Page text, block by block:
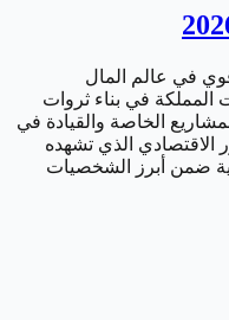
في عالم المال
في بناء ثروات
الخاصة والقيادة في
الاقتصادي الذي تشهده
ضمن أبرز الشخصيات